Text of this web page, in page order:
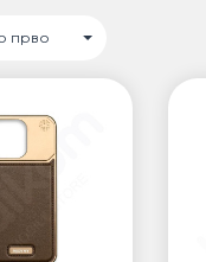
прво
ЗА